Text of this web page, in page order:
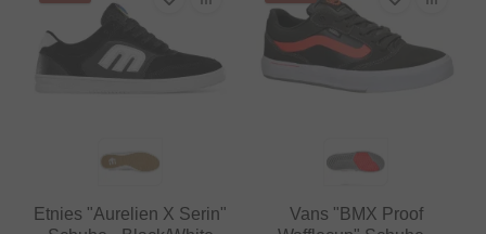
Etnies "Aurelien X Serin"
Vans "BMX Proof